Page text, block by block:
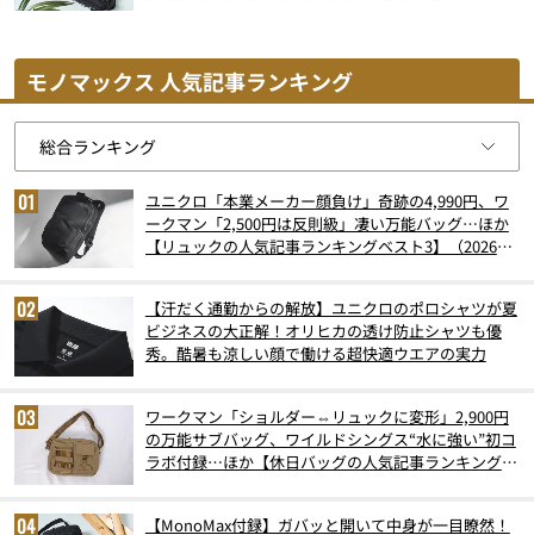
モノマックス 人気記事ランキング
ユニクロ「本業メーカー顔負け」奇跡の4,990円、ワ
ークマン「2,500円は反則級」凄い万能バッグ…ほか
【リュックの人気記事ランキングベスト3】（2026年
【汗だく通勤からの解放】ユニクロのポロシャツが夏
ビジネスの大正解！オリヒカの透け防止シャツも優
秀。酷暑も涼しい顔で働ける超快適ウエアの実力
ワークマン「ショルダー⇔リュックに変形」2,900円
の万能サブバッグ、ワイルドシングス“水に強い”初コ
ラボ付録…ほか【休日バッグの人気記事ランキングベ
【MonoMax付録】ガバッと開いて中身が一目瞭然！